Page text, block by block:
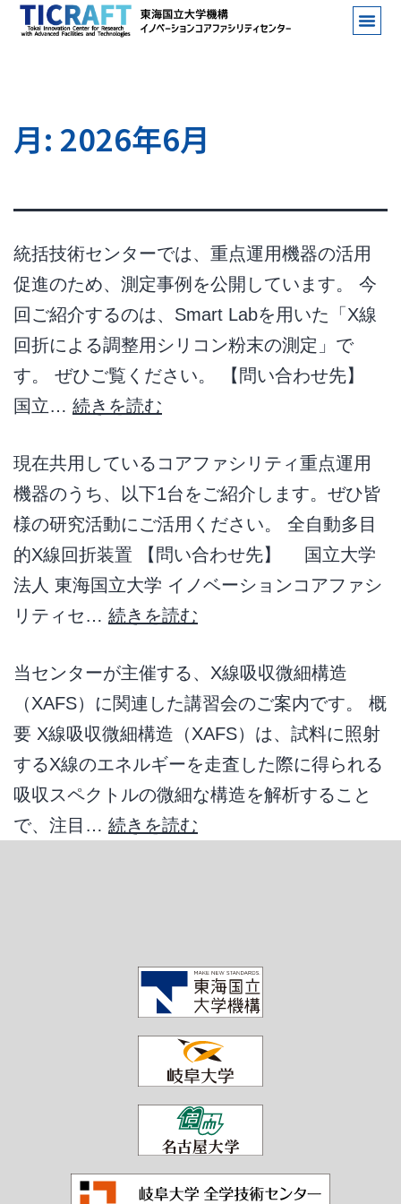
月: 2026年6月
統括技術センターでは、重点運用機器の活用
促進のため、測定事例を公開しています。 今
回ご紹介するのは、Smart Labを用いた「X線
回折による調整用シリコン粉末の測定」で
す。 ぜひご覧ください。 【問い合わせ先】
国立… 続きを読む
現在共用しているコアファシリティ重点運用
機器のうち、以下1台をご紹介します。ぜひ皆
様の研究活動にご活用ください。 全自動多目
的X線回折装置 【問い合わせ先】 国立大学
法人 東海国立大学 イノベーションコアファシ
リティセ… 続きを読む
当センターが主催する、X線吸収微細構造
（XAFS）に関連した講習会のご案内です。 概
要 X線吸収微細構造（XAFS）は、試料に照射
するX線のエネルギーを走査した際に得られる
吸収スペクトルの微細な構造を解析すること
で、注目… 続きを読む